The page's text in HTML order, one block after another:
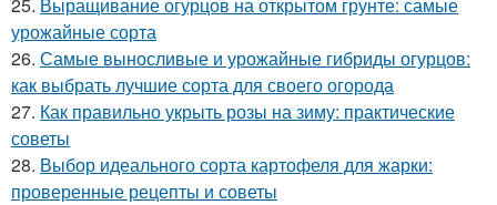
урожайные сорта
26. Самые выносливые и урожайные гибриды огурцов:
как выбрать лучшие сорта для своего огорода
27. Как правильно укрыть розы на зиму: практические
советы
28. Выбор идеального сорта картофеля для жарки:
проверенные рецепты и советы